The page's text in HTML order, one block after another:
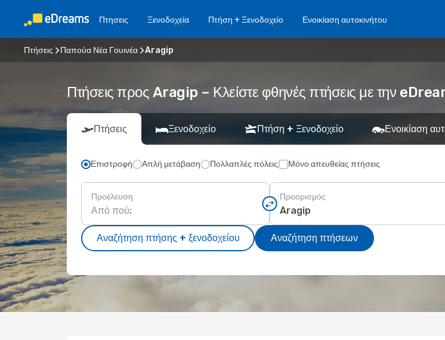
Πτησεις Ξενοδοχεία Πτήση + Ξενοδοχείο Ενοικίαση αυτοκινήτου
Πτήσεις Παπούα Νέα Γουινέα Aragip
Πτήσεις προς Aragip – Κλείστε φθηνές πτήσεις με την
Πτήσεις Ξενοδοχείο Πτήση + Ξενοδοχείο Ενοικίαση
Επιστροφή Απλή μετάβαση Πολλαπλές πόλεις Μόνο απευθείας πτήσεις
Προέλευση Προορισμός
Αναζήτηση πτήσης + ξενοδοχείου Αναζήτηση πτήσεων